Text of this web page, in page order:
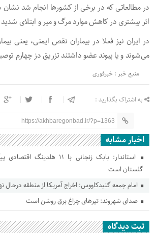
در مطالعاتی که در برخی از کشورها انجام شد نشان
اثر بیشتری در کاهش موارد مرگ و میر و ابتلای
در ایران نیز فعلا در بیماران نقص ایمنی، یعنی
می‌شوند و یا پیوند عضو داشتند تزریق دز چهارم
منبع خبر : خبرفوری
به اشتراک بگذارید :
https://akhbaregonbad.ir/?p=1363
اخبار مشابه
استاندار: بابک زنجانی با ۱۱
گلستان است
امام جمعه گنبدکاووس: اخراج آمریکا از منطقه
صدای شهروند: تیرهای چراغ برق روشن است
ثبت دیدگاه